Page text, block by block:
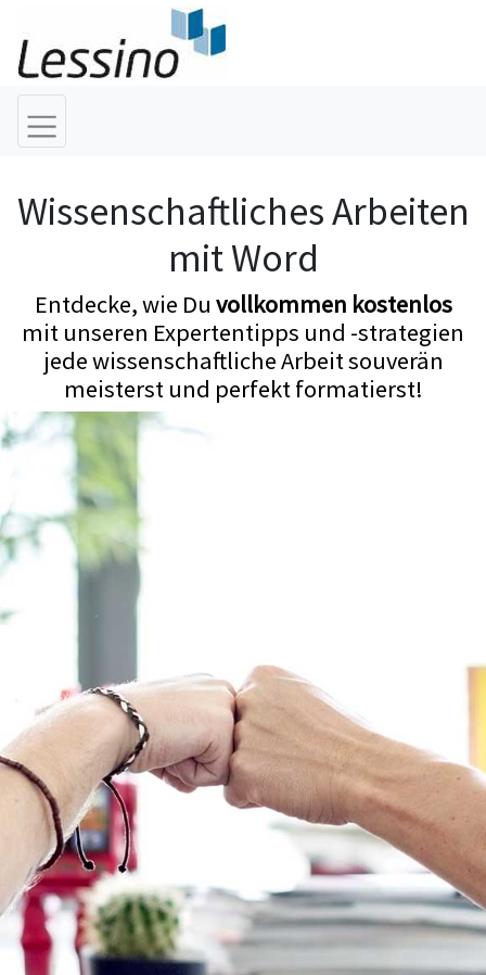
Wissenschaftliches Arbeiten
mit Word
Entdecke, wie Du vollkommen kostenlos
mit unseren Expertentipps und -strategien
jede wissenschaftliche Arbeit souverän
meisterst und perfekt formatierst!